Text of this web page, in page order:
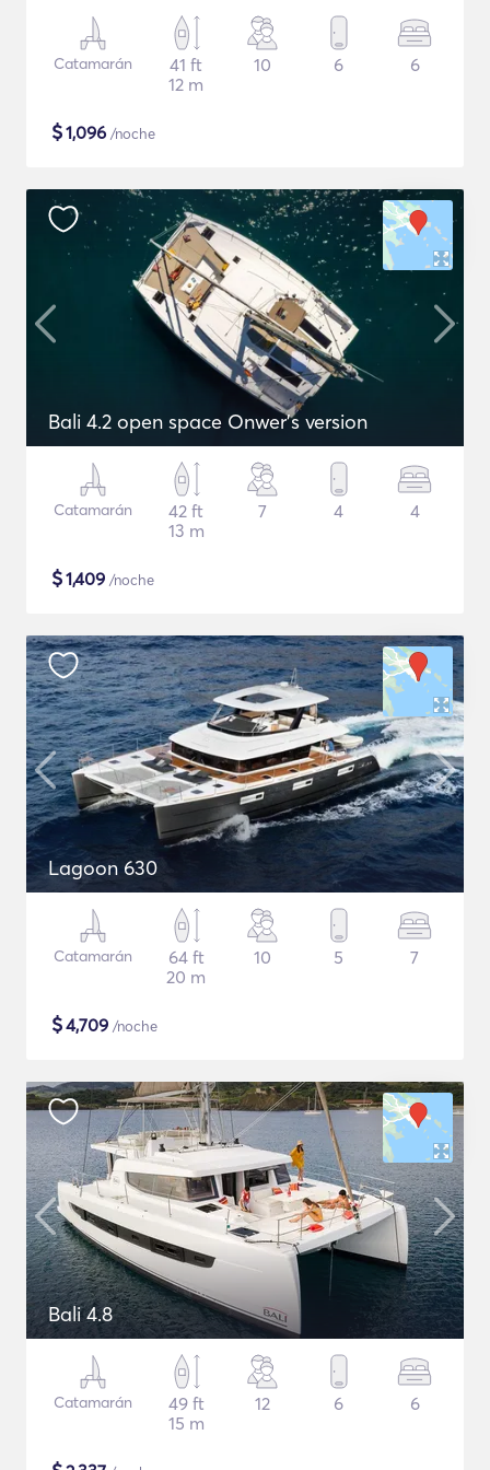
Catamarán
41 ft
12 m
10 6 6
$1,096 /noche
Bali 4.2 open space Onwer's version
Catamarán
42 ft
13 m
7 4 4
$1,409 /noche
Lagoon 630
Catamarán
64 ft
20 m
10 5 7
$4,709 /noche
Bali 4.8
Catamarán
49 ft
15 m
12 6 6